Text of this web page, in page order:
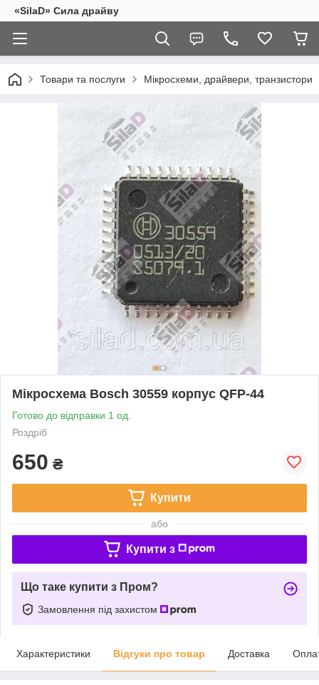
«SilaD» Сила драйву
Товари та послуги Мікросхеми, драйвери, транзистори
Мікросхема Bosch 30559 корпус QFP-44
Готово до відправки 1 од.
Роздріб
650 ₴
Купити
або
Купити з
Що таке купити з Пром?
Замовлення під захистом
Характеристики Відгуки про товар Доставка